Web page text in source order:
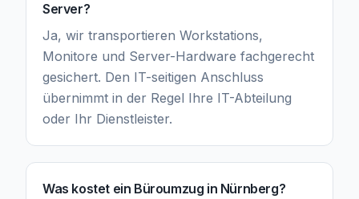
Server?
Ja, wir transportieren Workstations,
Monitore und Server-Hardware fachgerecht
gesichert. Den IT-seitigen Anschluss
übernimmt in der Regel Ihre IT-Abteilung
oder Ihr Dienstleister.
Was kostet ein Büroumzug in Nürnberg?